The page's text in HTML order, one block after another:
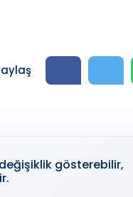
gösterebilir,